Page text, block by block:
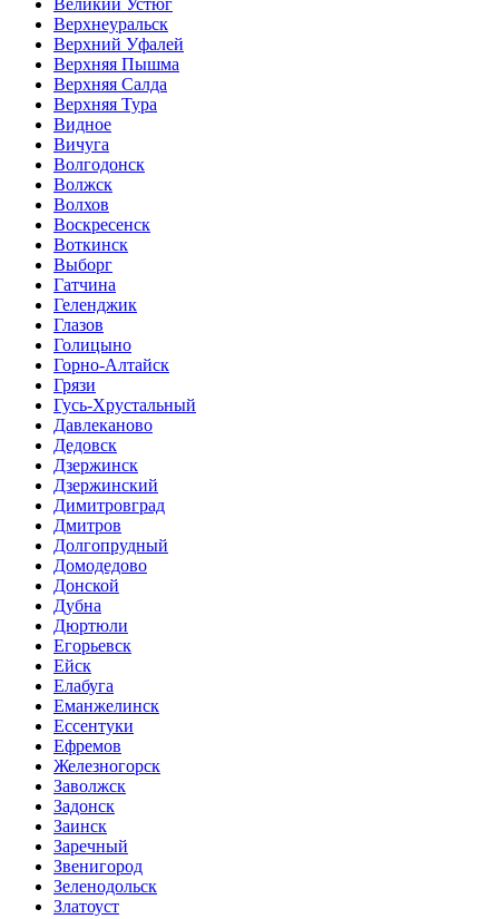
Великий Устюг
Верхнеуральск
Верхний Уфалей
Верхняя Пышма
Верхняя Салда
Верхняя Тура
Видное
Вичуга
Волгодонск
Волжск
Волхов
Воскресенск
Воткинск
Выборг
Гатчина
Геленджик
Глазов
Голицыно
Горно-Алтайск
Грязи
Гусь-Хрустальный
Давлеканово
Дедовск
Дзержинск
Дзержинский
Димитровград
Дмитров
Долгопрудный
Домодедово
Донской
Дубна
Дюртюли
Егорьевск
Ейск
Елабуга
Еманжелинск
Ессентуки
Ефремов
Железногорск
Заволжск
Задонск
Заинск
Заречный
Звенигород
Зеленодольск
Златоуст